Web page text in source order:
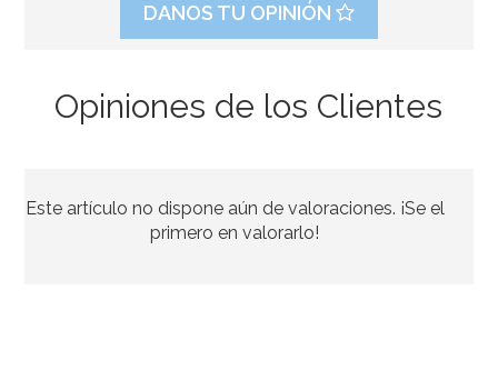
DANOS TU OPINIÓN
Opiniones de los Clientes
Este artículo no dispone aún de valoraciones. ¡Se el
primero en valorarlo!